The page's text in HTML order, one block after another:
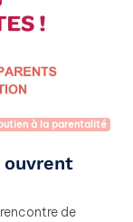
à la parentalité
ouvrent
de